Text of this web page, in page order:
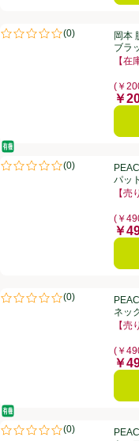
岡本 脱げないココピタ ス
(0)
評価は0件のレビューで5点
岡本
ブラ
【在
(￥
価格
￥
PEACE FIT(ピースフィッ
オーガニック/有機
(0)
評価は0件のレビューで5点
パッ
【
(￥
価格
￥
PEACE FIT(ピースフィッ
(0)
評価は0件のレビューで5点
ネッ
【
(￥
価格
￥
PEACE FIT(ピースフィッ
オーガニック/有機
(0)
評価は0件のレビューで5点